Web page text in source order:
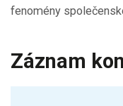
fenomény
Záznam